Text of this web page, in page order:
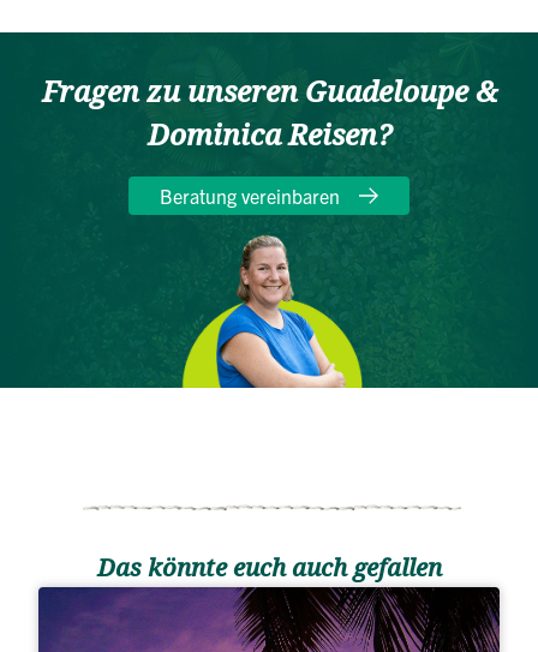
Fragen zu unseren Guadeloupe &
Dominica Reisen?
Beratung vereinbaren
Das könnte euch auch gefallen